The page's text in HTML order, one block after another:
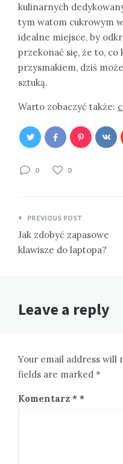
kulinarnych
tym watom cukrowym
idealne miejsce, by
przekonać się, że to, co
przysmakiem, dziś
sztuką.
Warto zobaczyć także:
0 0
Nawigacja
wpisu
PREVIOUS POST
Jak zdobyć zapasowe
klawisze do laptopa?
Leave a reply
Your email address will
fields are marked *
Komentarz *